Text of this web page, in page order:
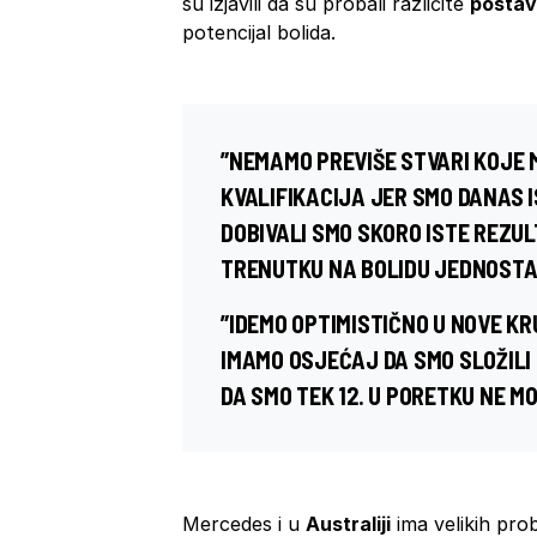
potencijal bolida.
”NEMAMO PREVIŠE STVARI
KVALIFIKACIJA JER SMO DANAS
DOBIVALI SMO SKORO ISTE
TRENUTKU NA BOLIDU
”IDEMO OPTIMISTIČNO U NOVE
IMAMO OSJEĆAJ DA SMO
DA SMO TEK 12. U PORETKU NE
Mercedes i u Australiji ima velikih